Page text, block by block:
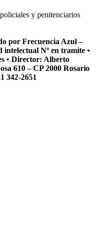
y penitenciarios
por Frecuencia Azul –
Nº en tramite •
• Director: Alberto
610 – CP 2000 Rosario
342-2651